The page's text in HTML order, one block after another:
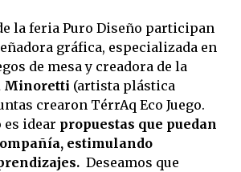
la feria Puro Diseño participan
gráfica, especializada en
de mesa y creadora de la
Minoretti (artista plástica
crearon TérrAq Eco Juego.
es idear propuestas que puedan
estimulando
Deseamos que